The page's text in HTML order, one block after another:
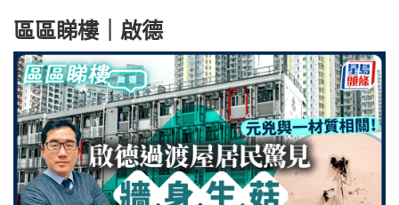
區區睇樓｜啟德